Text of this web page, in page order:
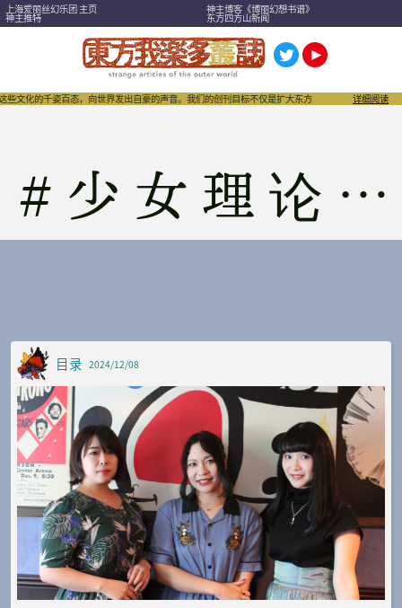
上海爱丽丝幻乐团 主页 神主博客《博丽幻想书谱》
神主推特 东方四方山新闻
的千姿百态，向世界发出自豪的声音。我们的创刊目标不仅是扩大东方Project，也希望成为刺
详细阅读
# 少女理论观测所
目录 2024/12/08